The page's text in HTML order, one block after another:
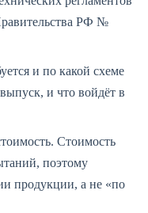
РФ №
и по какой схеме
и что войдёт в
Стоимость
поэтому
продукции, а не «по